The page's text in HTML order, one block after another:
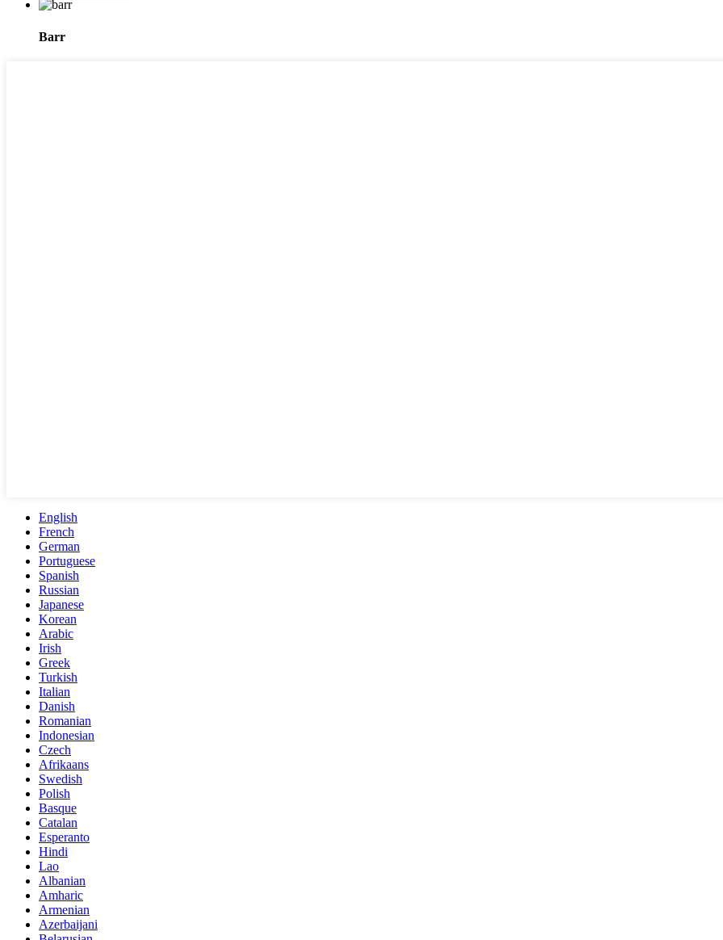
Barr
English
French
German
Portuguese
Spanish
Russian
Japanese
Korean
Arabic
Irish
Greek
Turkish
Italian
Danish
Romanian
Indonesian
Czech
Afrikaans
Swedish
Polish
Basque
Catalan
Esperanto
Hindi
Lao
Albanian
Amharic
Armenian
Azerbaijani